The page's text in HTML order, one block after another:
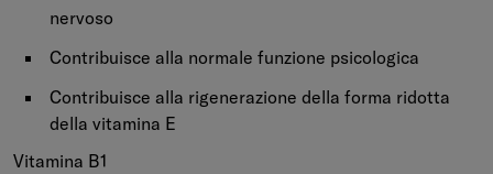
nervoso
Contribuisce alla normale funzione psicologica
Contribuisce alla rigenerazione della forma ridotta
della vitamina E
Vitamina B1